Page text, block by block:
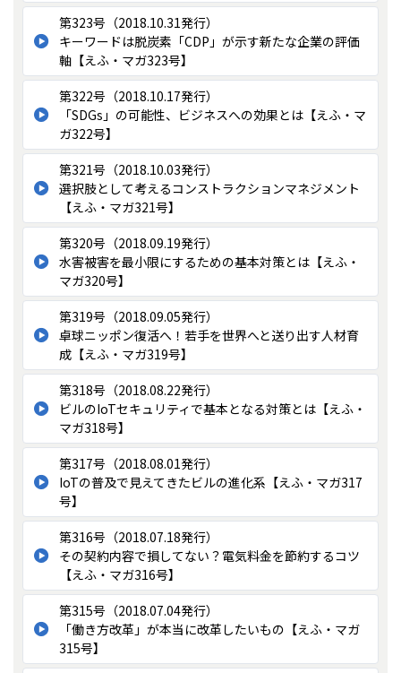
第323号（2018.10.31発行）
キーワードは脱炭素「CDP」が示す新たな企業の評価
軸【えふ・マガ323号】
第322号（2018.10.17発行）
「SDGs」の可能性、ビジネスへの効果とは【えふ・マ
ガ322号】
第321号（2018.10.03発行）
選択肢として考えるコンストラクションマネジメント
【えふ・マガ321号】
第320号（2018.09.19発行）
水害被害を最小限にするための基本対策とは【えふ・
マガ320号】
第319号（2018.09.05発行）
卓球ニッポン復活へ！若手を世界へと送り出す人材育
成【えふ・マガ319号】
第318号（2018.08.22発行）
ビルのIoTセキュリティで基本となる対策とは【えふ・
マガ318号】
第317号（2018.08.01発行）
IoTの普及で見えてきたビルの進化系【えふ・マガ317
号】
第316号（2018.07.18発行）
その契約内容で損してない？電気料金を節約するコツ
【えふ・マガ316号】
第315号（2018.07.04発行）
「働き方改革」が本当に改革したいもの【えふ・マガ
315号】